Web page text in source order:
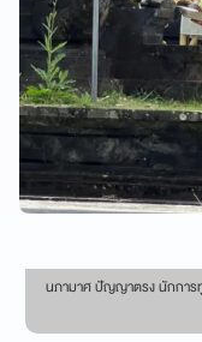
นภามาศ ปัญญาตรง นักการ